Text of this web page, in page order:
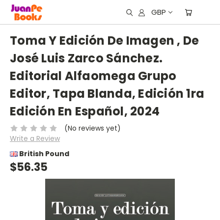
GBP
Toma Y Edición De Imagen , De
José Luis Zarco Sánchez.
Editorial Alfaomega Grupo
Editor, Tapa Blanda, Edición 1ra
Edición En Español, 2024
(No reviews yet)
Write a Review
British Pound
$56.35